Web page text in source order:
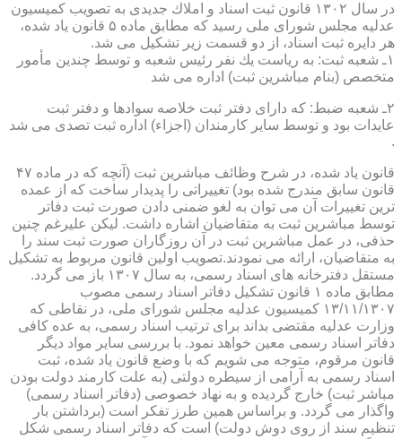
در سال ۱۳۰۲ قانون ثبت اسناد و املاك جدیدی به تصویب كمیسیون
عدلیه مجلس شورای ملی رسید كه مطابق ماده ۵ قانون یاد شده،
هر دایره ثبت اسناد، از دو قسمت زیر تشكیل می شد.
۱ـ شعبه ثبت: به ریاست یك نفر رئیس شعبه و توسط چندین مأمور
متخصص (بنام مباشرین ثبت) اداره می شد
۲ـ شعبه ضبط: كه دارای دفتر ثبت خلاصه سوادها و دفتر ثبت
عایدات بود و توسط سایر كارمندان (اجزاء) اداره ثبت تصدی می شد
.
قانون یاد شده، در شرح وظائف مباشرین ثبت (آنچه كه در ماده ۴۷
قانون سابق مندرج شده بود) تغییراتی را پدیدار ساخت كه از عمده
ترین تغییرات آن می توان به لغو ضمنی دادن صورت ثبت دفاتر
توسط مباشرین ثبت به متقاضیان اشاره داشت. لیكن علیرغم چنین
حذفی، در عمل مباشرین ثبت در آن روزگاران صورت ثبت سند را
به متقاضیان، ارائه می نمودند.تصویب اولین قانون مربوط به تشكیل
مستقل دفترخانه های اسناد رسمی، به سال ۱۳۰۷ باز می گردد.
مطابق ماده ۱ قانون تشكیل دفاتر اسناد رسمی مصوب
۱۳/۱۱/۱۳۰۷ كمیسیون عدلیه مجلس شورای ملی، در نقاطی كه
وزارت عدلیه مقتضی بداند برای ترتیب اسناد رسمی، به عده كافی
دفاتر اسناد رسمی معین خواهد نمود. با بررسی سایر مواد دیگر
قانون مرقوم، متوجه می شویم كه با وضع قانون یاد شده، ثبت
اسناد رسمی به آرامی از سیطره دولتی (به علت كارمند دولت بودن
مباشر ثبت) خارج گردیده و به نهاد خصوصی (دفاتر اسناد رسمی)
واگذار می گردد. و براساس همین طرز تفكر است (برداشتن بار
تنظیم سند از روی دوش دولت) است كه دفاتر اسناد رسمی شكل